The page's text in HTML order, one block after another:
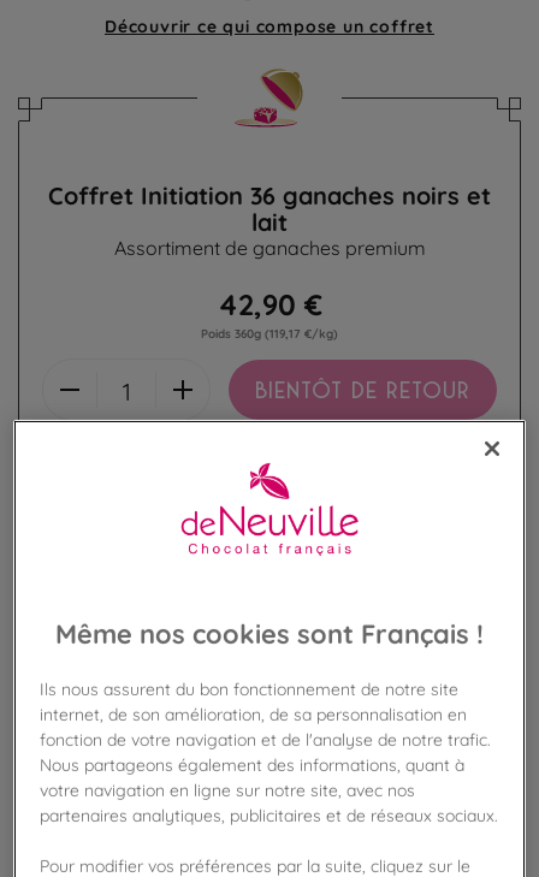
Découvrir ce qui compose un coffret
Coffret Initiation 36 ganaches noirs et
lait
Assortiment de ganaches premium
42,90 €
Poids 360g (119,17 €/kg)
BIENTÔT DE RETOUR
Disponible en boutique !
Vérifier la disponibilité en magasin
Frais de port offert
Gagnez 42 points de fidélité !
avec notre programme Privilège
Liste des ingrédients et allergènes
Fabriqué en France
Même nos cookies sont Français !
Ils nous assurent du bon fonctionnement de notre site
internet, de son amélioration, de sa personnalisation en
fonction de votre navigation et de l'analyse de notre trafic.
Nous partageons également des informations, quant à
votre navigation en ligne sur notre site, avec nos
partenaires analytiques, publicitaires et de réseaux sociaux.
Pour modifier vos préférences par la suite, cliquez sur le